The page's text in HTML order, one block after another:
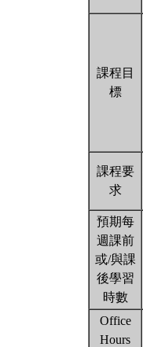
課程目
標
課程要
求
預期每
週課前
或/與課
後學習
時數
Office
Hours